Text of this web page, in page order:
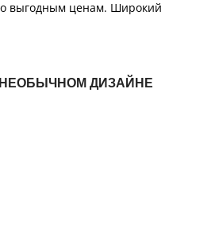
выгодным ценам. Широкий
ДИЗАЙНЕ